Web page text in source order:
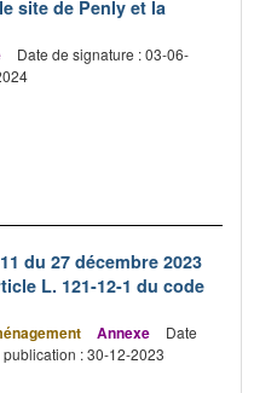
site de Penly et la
Date de signature : 03-06-
du 27 décembre 2023
L. 121-12-1 du code
Annexe
Date
publication : 30-12-2023